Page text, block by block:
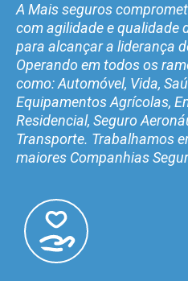
A Mais seguros
com agilidade e qualidade
para alcançar a liderança
Operando em todos os
como: Automóvel, Vida,
Equipamentos Agrícolas,
Residencial, Seguro
Transporte. Trabalhamos
maiores Companhias